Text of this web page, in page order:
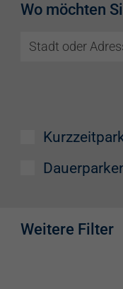
Wo möchten
Weitere Filter